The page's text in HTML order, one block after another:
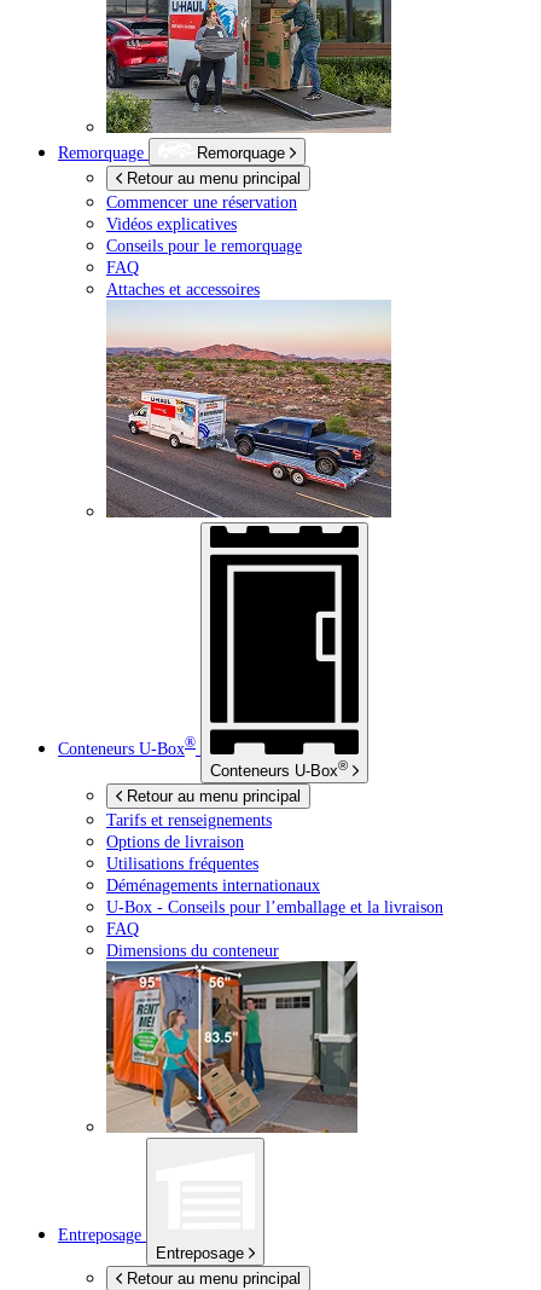
Remorquage
Remorquage
Retour au menu principal
Commencer une réservation
Vidéos explicatives
Conseils pour le remorquage
FAQ
Attaches et accessoires
Conteneurs U-Box®
Conteneurs U-Box®
Retour au menu principal
Tarifs et renseignements
Options de livraison
Utilisations fréquentes
Déménagements internationaux
U-Box - Conseils pour l’emballage et la livraison
FAQ
Dimensions du conteneur
Entreposage
Entreposage
Retour au menu principal